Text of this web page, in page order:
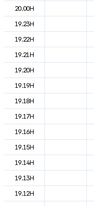
20.00H
19.23H
19.22H
19.21H
19.20H
19.19H
19.18H
19.17H
19.16H
19.15H
19.14H
19.13H
19.12H